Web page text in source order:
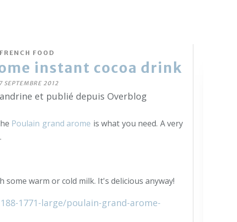
FOOD
instant cocoa drink
SEPTEMBRE 2012
et publié depuis Overblog
Poulain grand arome is what you need. A very
warm or cold milk. It's delicious anyway!